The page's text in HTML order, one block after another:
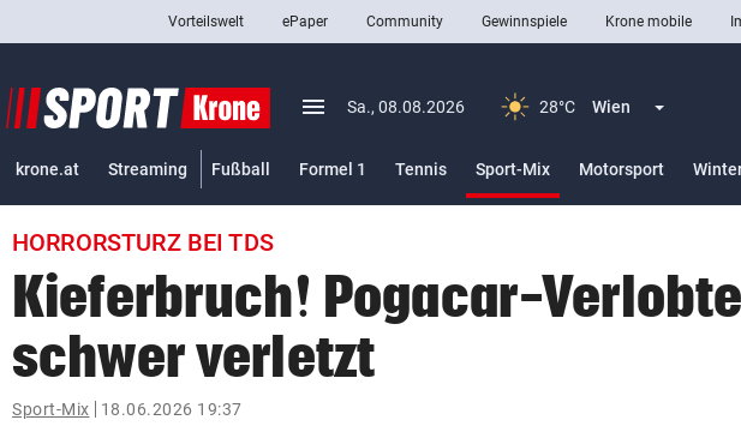
closeSchließen
Abonnieren
pin_drop
bookmark
search
Suchbegriff
Vorteilswelt ePaper Community Gewinnspiele Krone mobile
menu Menü aufklappen
Sa., 08.08.2026 28°C Wien Menü
krone.at Streaming Fußball Formel 1 Tennis Sport-Mix
Motorsport
HORRORSTURZ BEI TDS
Kieferbruch! Pogacar-Verlobte
schwer verletzt
Sport-Mix 18.06.2026 19:37